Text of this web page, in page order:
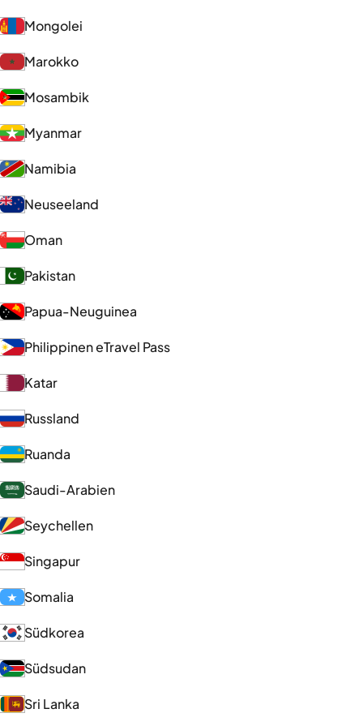
Mongolei
Marokko
Mosambik
Myanmar
Namibia
Neuseeland
Oman
Pakistan
Papua-Neuguinea
Philippinen eTravel Pass
Katar
Russland
Ruanda
Saudi-Arabien
Seychellen
Singapur
Somalia
Südkorea
Südsudan
Sri Lanka